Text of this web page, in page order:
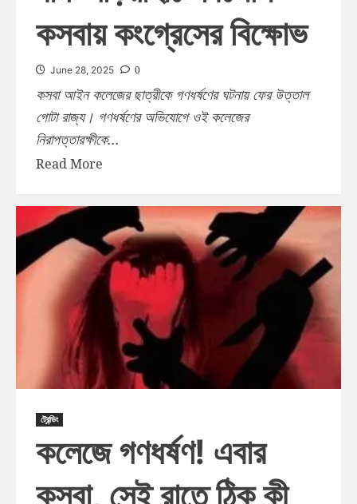
কসবায় কংগ্রেসের বিক্ষোভ
June 28, 2025 0
কসবা আইন কলেজের ছাত্রীকে গণধর্ষণের ঘটনায় ফের উত্তাল
গোটা রাজ্য। গণধর্ষণের অভিযোগে ওই কলেজের
নিরাপত্তারক্ষীকে...
Read More
ট্রেন্ডিং
কলেজে গণধর্ষণ! এবার
কসবা, সেই রাতে ঠিক কী